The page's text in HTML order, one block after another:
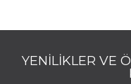
YENILIKLER VE